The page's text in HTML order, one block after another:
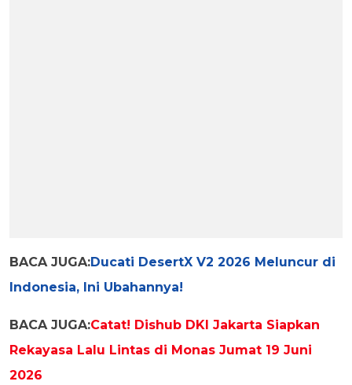
BACA JUGA:Ducati DesertX V2 2026 Meluncur di
Indonesia, Ini Ubahannya!
BACA JUGA:Catat! Dishub DKI Jakarta Siapkan
Rekayasa Lalu Lintas di Monas Jumat 19 Juni
2026